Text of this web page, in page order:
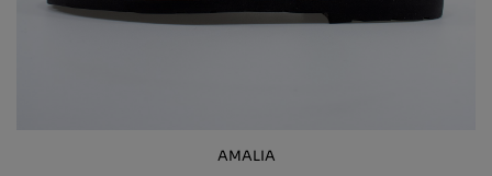
AMALIA